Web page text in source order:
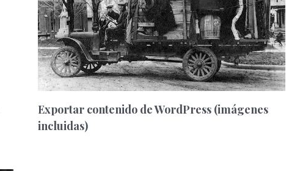
Exportar contenido de WordPress (imágenes
incluidas)